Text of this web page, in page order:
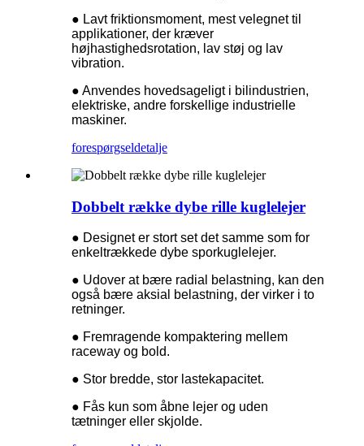
● Lavt friktionsmoment, mest velegnet til
applikationer, der kræver
højhastighedsrotation, lav støj og lav
vibration.
● Anvendes hovedsageligt i bilindustrien,
elektriske, andre forskellige industrielle
maskiner.
forespørgseldetalje
Dobbelt række dybe rille kuglelejer
● Designet er stort set det samme som for
enkeltrækkede dybe sporkuglelejer.
● Udover at bære radial belastning, kan den
også bære aksial belastning, der virker i to
retninger.
● Fremragende kompaktering mellem
raceway og bold.
● Stor bredde, stor lastekapacitet.
● Fås kun som åbne lejer og uden
tætninger eller skjolde.